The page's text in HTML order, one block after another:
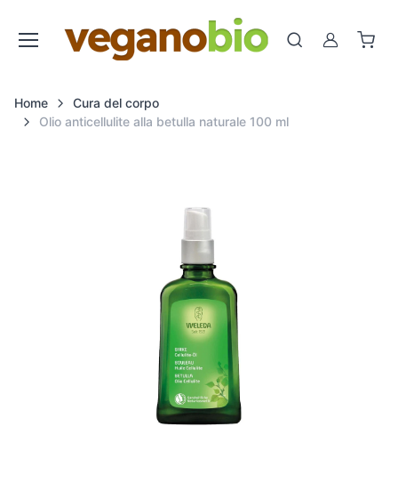
CercaAccount
Home
Cura del corpo
Olio anticellulite alla betulla naturale 100 ml